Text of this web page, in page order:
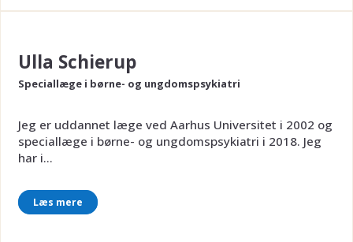
Ulla Schierup
Speciallæge i børne- og ungdomspsykiatri
Jeg er uddannet læge ved Aarhus Universitet i 2002 og
speciallæge i børne- og ungdomspsykiatri i 2018. Jeg
har i...
Læs mere